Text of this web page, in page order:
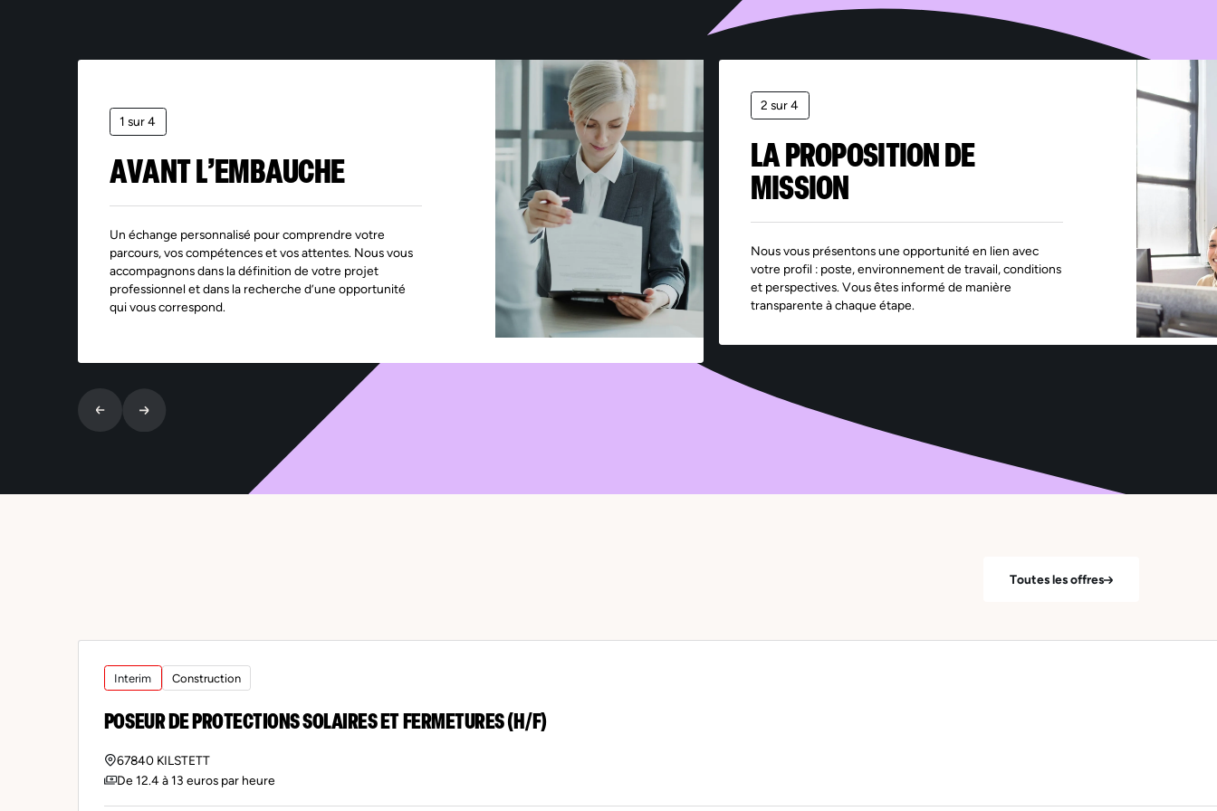
1 sur 4
AVANT L’EMBAUCHE
Un échange personnalisé pour comprendre votre
parcours, vos compétences et vos attentes. Nous vous
accompagnons dans la définition de votre projet
professionnel et dans la recherche d’une opportunité
qui vous correspond.
2 sur 4
LA PROPOSITION DE
MISSION
Nous vous présentons une opportunité en lien avec
votre profil : poste, environnement de travail, conditions
et perspectives. Vous êtes informé de manière
transparente à chaque étape.
Toutes les offres
Interim Construction
POSEUR DE PROTECTIONS SOLAIRES ET FERMETURES (H/F)
67840 KILSTETT
De 12.4 à 13 euros par heure